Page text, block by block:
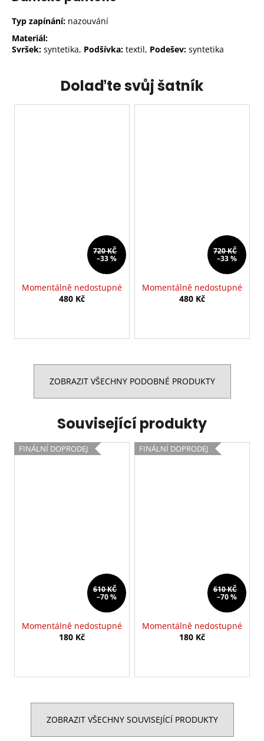
Typ zapínání: nazouvání
Materiál:
Svršek: syntetika, Podšívka: textil, Podešev: syntetika
Dolaďte svůj šatník
720 KČ
–33 %
Momentálně nedostupné
480 Kč
720 KČ
–33 %
Momentálně nedostupné
480 Kč
ZOBRAZIT VŠECHNY PODOBNÉ PRODUKTY
Související produkty
FINÁLNÍ DOPRODEJ
610 KČ
–70 %
Momentálně nedostupné
180 Kč
FINÁLNÍ DOPRODEJ
610 KČ
–70 %
Momentálně nedostupné
180 Kč
ZOBRAZIT VŠECHNY SOUVISEJÍCÍ PRODUKTY